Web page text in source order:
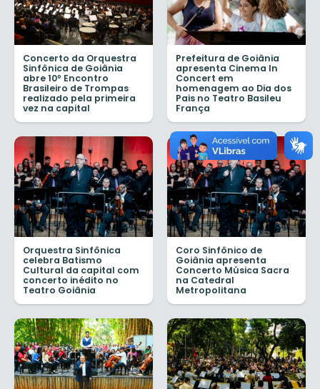
Concerto da Orquestra
Sinfônica de Goiânia
abre 10º Encontro
Brasileiro de Trompas
realizado pela primeira
vez na capital
Prefeitura de Goiânia
apresenta Cinema In
Concert em
homenagem ao Dia dos
Pais no Teatro Basileu
França
Orquestra Sinfônica
celebra Batismo
Cultural da capital com
concerto inédito no
Teatro Goiânia
Coro Sinfônico de
Goiânia apresenta
Concerto Música Sacra
na Catedral
Metropolitana